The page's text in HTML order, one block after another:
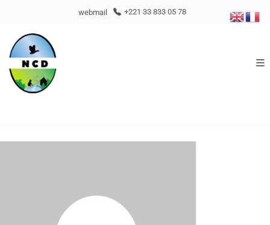
webmail +221 33 833 05 78